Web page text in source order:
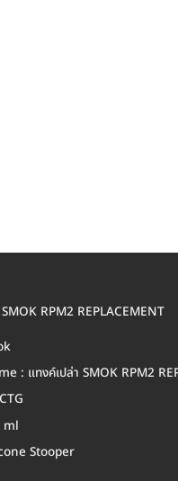
RPM2 REPLACEMENT
: แทงค์เปล่า SMOK RPM2
ml
Stooper